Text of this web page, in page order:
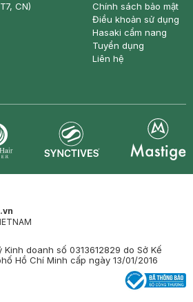
CN)
Chính sách bảo mật
Điều khoản sử dụng
Hasaki cẩm nang
Tuyển dụng
Liên hệ
doanh số 0313612829 do Sở Kế
Hồ Chí Minh cấp ngày 13/01/2016